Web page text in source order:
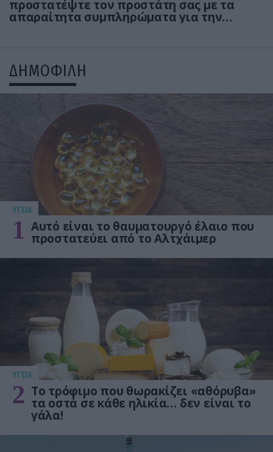
προστατέψτε τον προστάτη σας με τα
απαραίτητα συμπληρώματα για την
ΔΗΜΟΦΙΛΗ
ΥΓΕΙΑ
1 Αυτό είναι το θαυματουργό έλαιο που
προστατεύει από το Αλτχάιμερ
ΥΓΕΙΑ
2 Το τρόφιμο που θωρακίζει «αθόρυβα»
τα οστά σε κάθε ηλικία… δεν είναι το
γάλα!